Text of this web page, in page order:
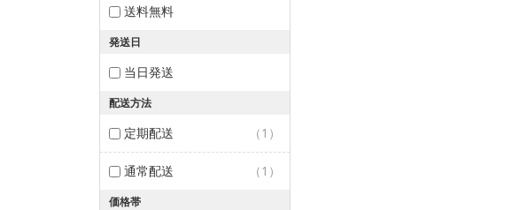
送料無料
発送日
当日発送
配送方法
定期配送 （1）
通常配送 （1）
価格帯